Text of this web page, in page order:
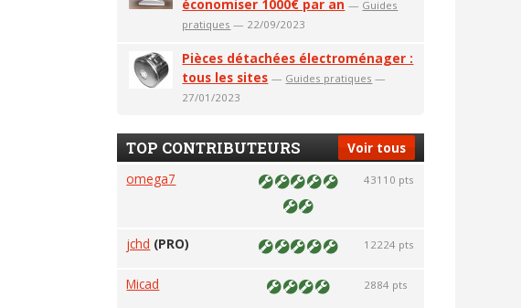
économiser 1000€ par an — Guides
pratiques — 22/09/2023
Pièces détachées électroménager :
tous les sites — Guides pratiques —
27/01/2023
Voir tous
TOP CONTRIBUTEURS
omega7 43110 pts
jchd (PRO) 12224 pts
Micad 2884 pts